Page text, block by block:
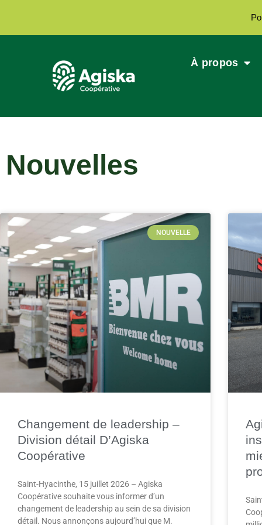
À propos
Nouvelles
NOUVELLE
Changement de leadership –
Division détail D’Agiska
Coopérative
Saint-Hyacinthe, 15 juillet 2026 – Agiska
Coopérative souhaite vous informer d’un
changement de leadership au sein de sa division
détail. Nous annonçons aujourd’hui que M.